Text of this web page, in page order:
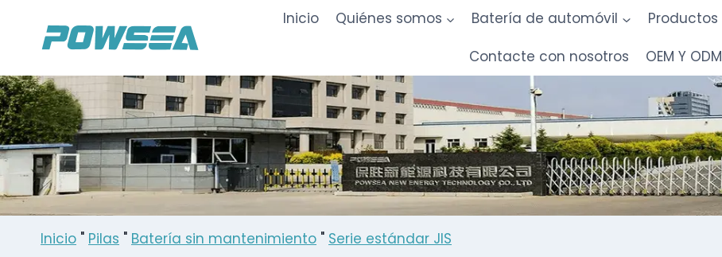
Contenido
Inicio Quiénes somos Batería de automóvil Productos
Contacte con nosotros
OEM Y ODM
Inicio " Pilas " Batería sin mantenimiento " Serie estándar JIS